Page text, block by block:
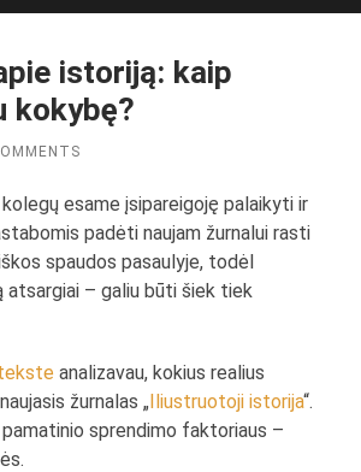
istoriją: kaip
kokybę?
esame įsipareigoję palaikyti ir
padėti naujam žurnalui rasti
spaudos pasaulyje, todėl
atsargiai – galiu būti šiek tiek
analizavau, kokius realius
žurnalas „Iliustruotoji istorija“.
sprendimo faktoriaus –